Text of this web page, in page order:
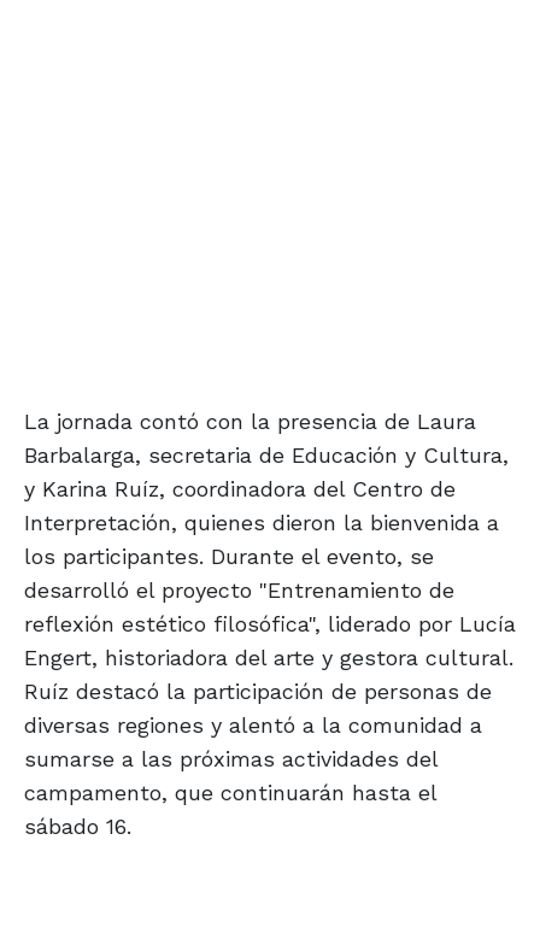
La jornada contó con la presencia de Laura
Barbalarga, secretaria de Educación y Cultura,
y Karina Ruíz, coordinadora del Centro de
Interpretación, quienes dieron la bienvenida a
los participantes. Durante el evento, se
desarrolló el proyecto "Entrenamiento de
reflexión estético filosófica", liderado por Lucía
Engert, historiadora del arte y gestora cultural.
Ruíz destacó la participación de personas de
diversas regiones y alentó a la comunidad a
sumarse a las próximas actividades del
campamento, que continuarán hasta el
sábado 16.